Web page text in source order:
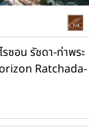
ซอน รัชดา-ท่าพระ
Ratchada-